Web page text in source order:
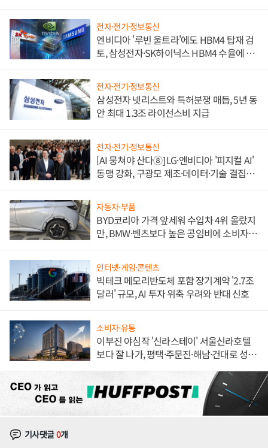
전자·전기·정보통신
엔비디아 '루빈 울트라'에도 HBM4 탑재 검
토, 삼성전자·SK하이닉스 HBM4 수율에 주
전자·전기·정보통신
삼성전자 넷리스트와 특허분쟁 매듭, 5년 동
안 최대 1.3조 라이선스비 지급
전자·전기·정보통신
[AI 뭉쳐야 산다⑧] LG·엔비디아 '피지컬 AI'
동맹 강화, 구광모 제조·데이터·기술 결집
자동차·부품
BYD코리아 가격 앞세워 수입차 4위 올랐지
만, BMW·벤츠보다 높은 공임비에 소비자
인터넷·게임·콘텐츠
빅테크 메모리반도체 포함 장기계약 '2.7조
달러' 규모, AI 투자 위축 우려와 반대 신호
소비자·유통
이부진 야심작 '신라스테이' 서울신라호텔
보다 잘 나가, 평택·주문진·해남·건대로 성
기사댓글0개